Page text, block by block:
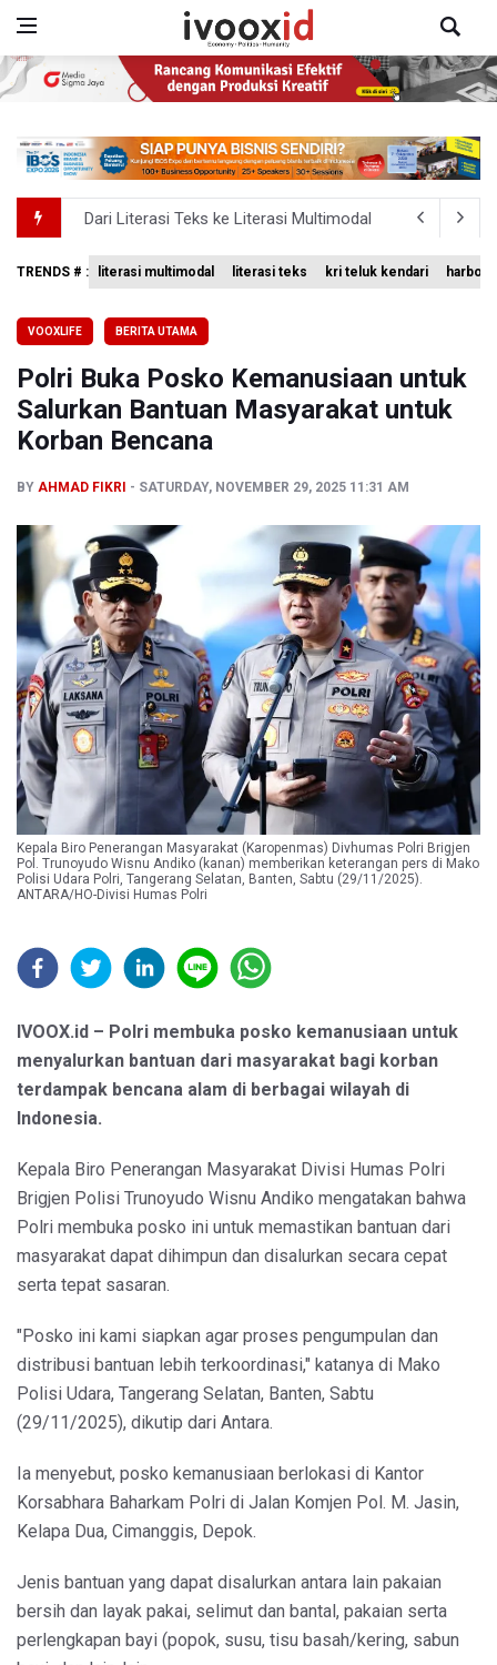
Dari Literasi Teks ke Literasi Multimodal
Kemenag Terbitkan 40 Buku Digital Pendidikan Agama
Polda Metro Jaya Pulangkan Tiga WNI Korban TPPO
Polisi Selidiki Temuan Senjata Api di Yayasan Sekolah
TRENDS # : literasi multimodal literasi teks kri teluk kendari
VOOXLIFE BERITA UTAMA
Polri Buka Posko Kemanusiaan untuk
Salurkan Bantuan Masyarakat untuk
Korban Bencana
BY AHMAD FIKRI SATURDAY, NOVEMBER 29, 2025 11:31 AM
Kepala Biro Penerangan Masyarakat (Karopenmas) Divhumas Polri Brigjen
Pol. Trunoyudo Wisnu Andiko (kanan) memberikan keterangan pers di Mako
Polisi Udara Polri, Tangerang Selatan, Banten, Sabtu (29/11/2025).
ANTARA/HO-Divisi Humas Polri
IVOOX.id – Polri membuka posko kemanusiaan untuk
menyalurkan bantuan dari masyarakat bagi korban
terdampak bencana alam di berbagai wilayah di
Indonesia.
Kepala Biro Penerangan Masyarakat Divisi Humas Polri
Brigjen Polisi Trunoyudo Wisnu Andiko mengatakan bahwa
Polri membuka posko ini untuk memastikan bantuan dari
masyarakat dapat dihimpun dan disalurkan secara cepat
serta tepat sasaran.
"Posko ini kami siapkan agar proses pengumpulan dan
distribusi bantuan lebih terkoordinasi," katanya di Mako
Polisi Udara, Tangerang Selatan, Banten, Sabtu
(29/11/2025), dikutip dari Antara.
Ia menyebut, posko kemanusiaan berlokasi di Kantor
Korsabhara Baharkam Polri di Jalan Komjen Pol. M. Jasin,
Kelapa Dua, Cimanggis, Depok.
Jenis bantuan yang dapat disalurkan antara lain pakaian
bersih dan layak pakai, selimut dan bantal, pakaian serta
perlengkapan bayi (popok, susu, tisu basah/kering, sabun